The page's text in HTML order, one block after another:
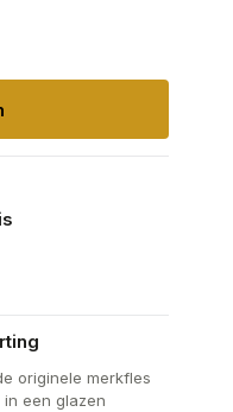
originele merkfles
een glazen